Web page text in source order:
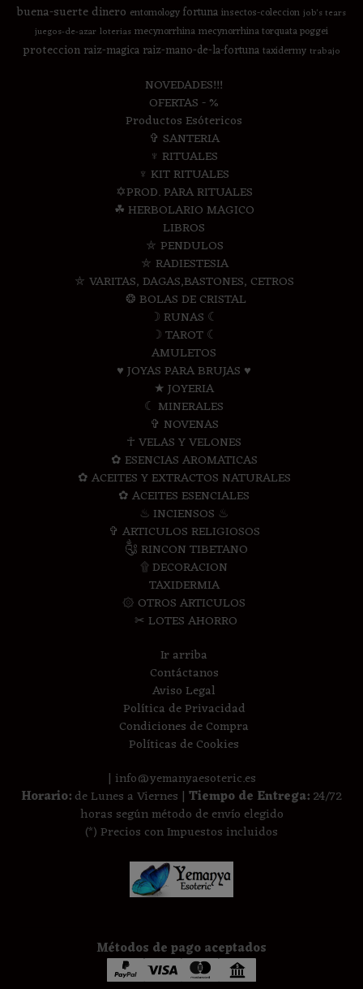
buena-suertedinero entomologyfortunainsectos-coleccion job's tears
juegos-de-azar loterias mecynorrhinamecynorrhina torquata poggei
proteccion raiz-magica raiz-mano-de-la-fortunataxidermy trabajo
NOVEDADES!!!
OFERTAS - %
Productos Esótericos
✞ SANTERIA
♆ RITUALES
♆ KIT RITUALES
✡PROD. PARA RITUALES
☘ HERBOLARIO MAGICO
LIBROS
⛤ PENDULOS
⛤ RADIESTESIA
⛤ VARITAS, DAGAS,BASTONES, CETROS
❂ BOLAS DE CRISTAL
☽ RUNAS ☾
☽ TAROT ☾
AMULETOS
♥ JOYAS PARA BRUJAS ♥
★ JOYERIA
☾ MINERALES
✞ NOVENAS
☥ VELAS Y VELONES
✿ ESENCIAS AROMATICAS
✿ ACEITES Y EXTRACTOS NATURALES
✿ ACEITES ESENCIALES
♨ INCIENSOS ♨
✞ ARTICULOS RELIGIOSOS
༃ RINCON TIBETANO
۩ DECORACION
TAXIDERMIA
۞ OTROS ARTICULOS
✂ LOTES AHORRO
Ir arriba
Contáctanos
Aviso Legal
Política de Privacidad
Condiciones de Compra
Políticas de Cookies
| info@yemanyaesoteric.es
Horario:de Lunes a Viernes | Tiempo de Entrega:24/72
horas según método de envío elegido
(*) Precios con Impuestos incluidos
Métodos de pago aceptados